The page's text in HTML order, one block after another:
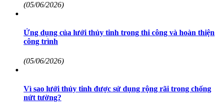
(05/06/2026)
Ứng dụng của lưới thủy tinh trong thi công và hoàn thiện
công trình
(05/06/2026)
Vì sao lưới thủy tinh được sử dụng rộng rãi trong chống
nứt tường?